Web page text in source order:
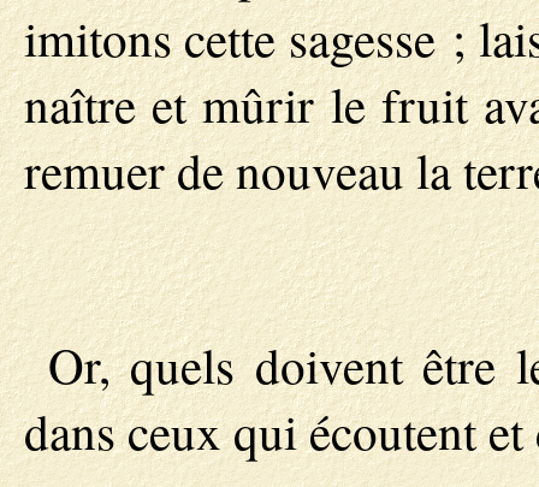
imitons cette sagesse ;
naître et mûrir le fruit
remuer de nouveau la
Or, quels doivent être
dans ceux qui écoutent